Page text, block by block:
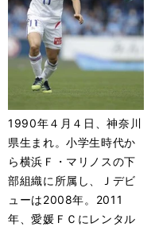
1990年４月４日、神奈川
県生まれ。小学生時代か
ら横浜Ｆ・マリノスの下
部組織に所属し、Ｊデビ
ューは2008年。2011
年、愛媛ＦＣにレンタル